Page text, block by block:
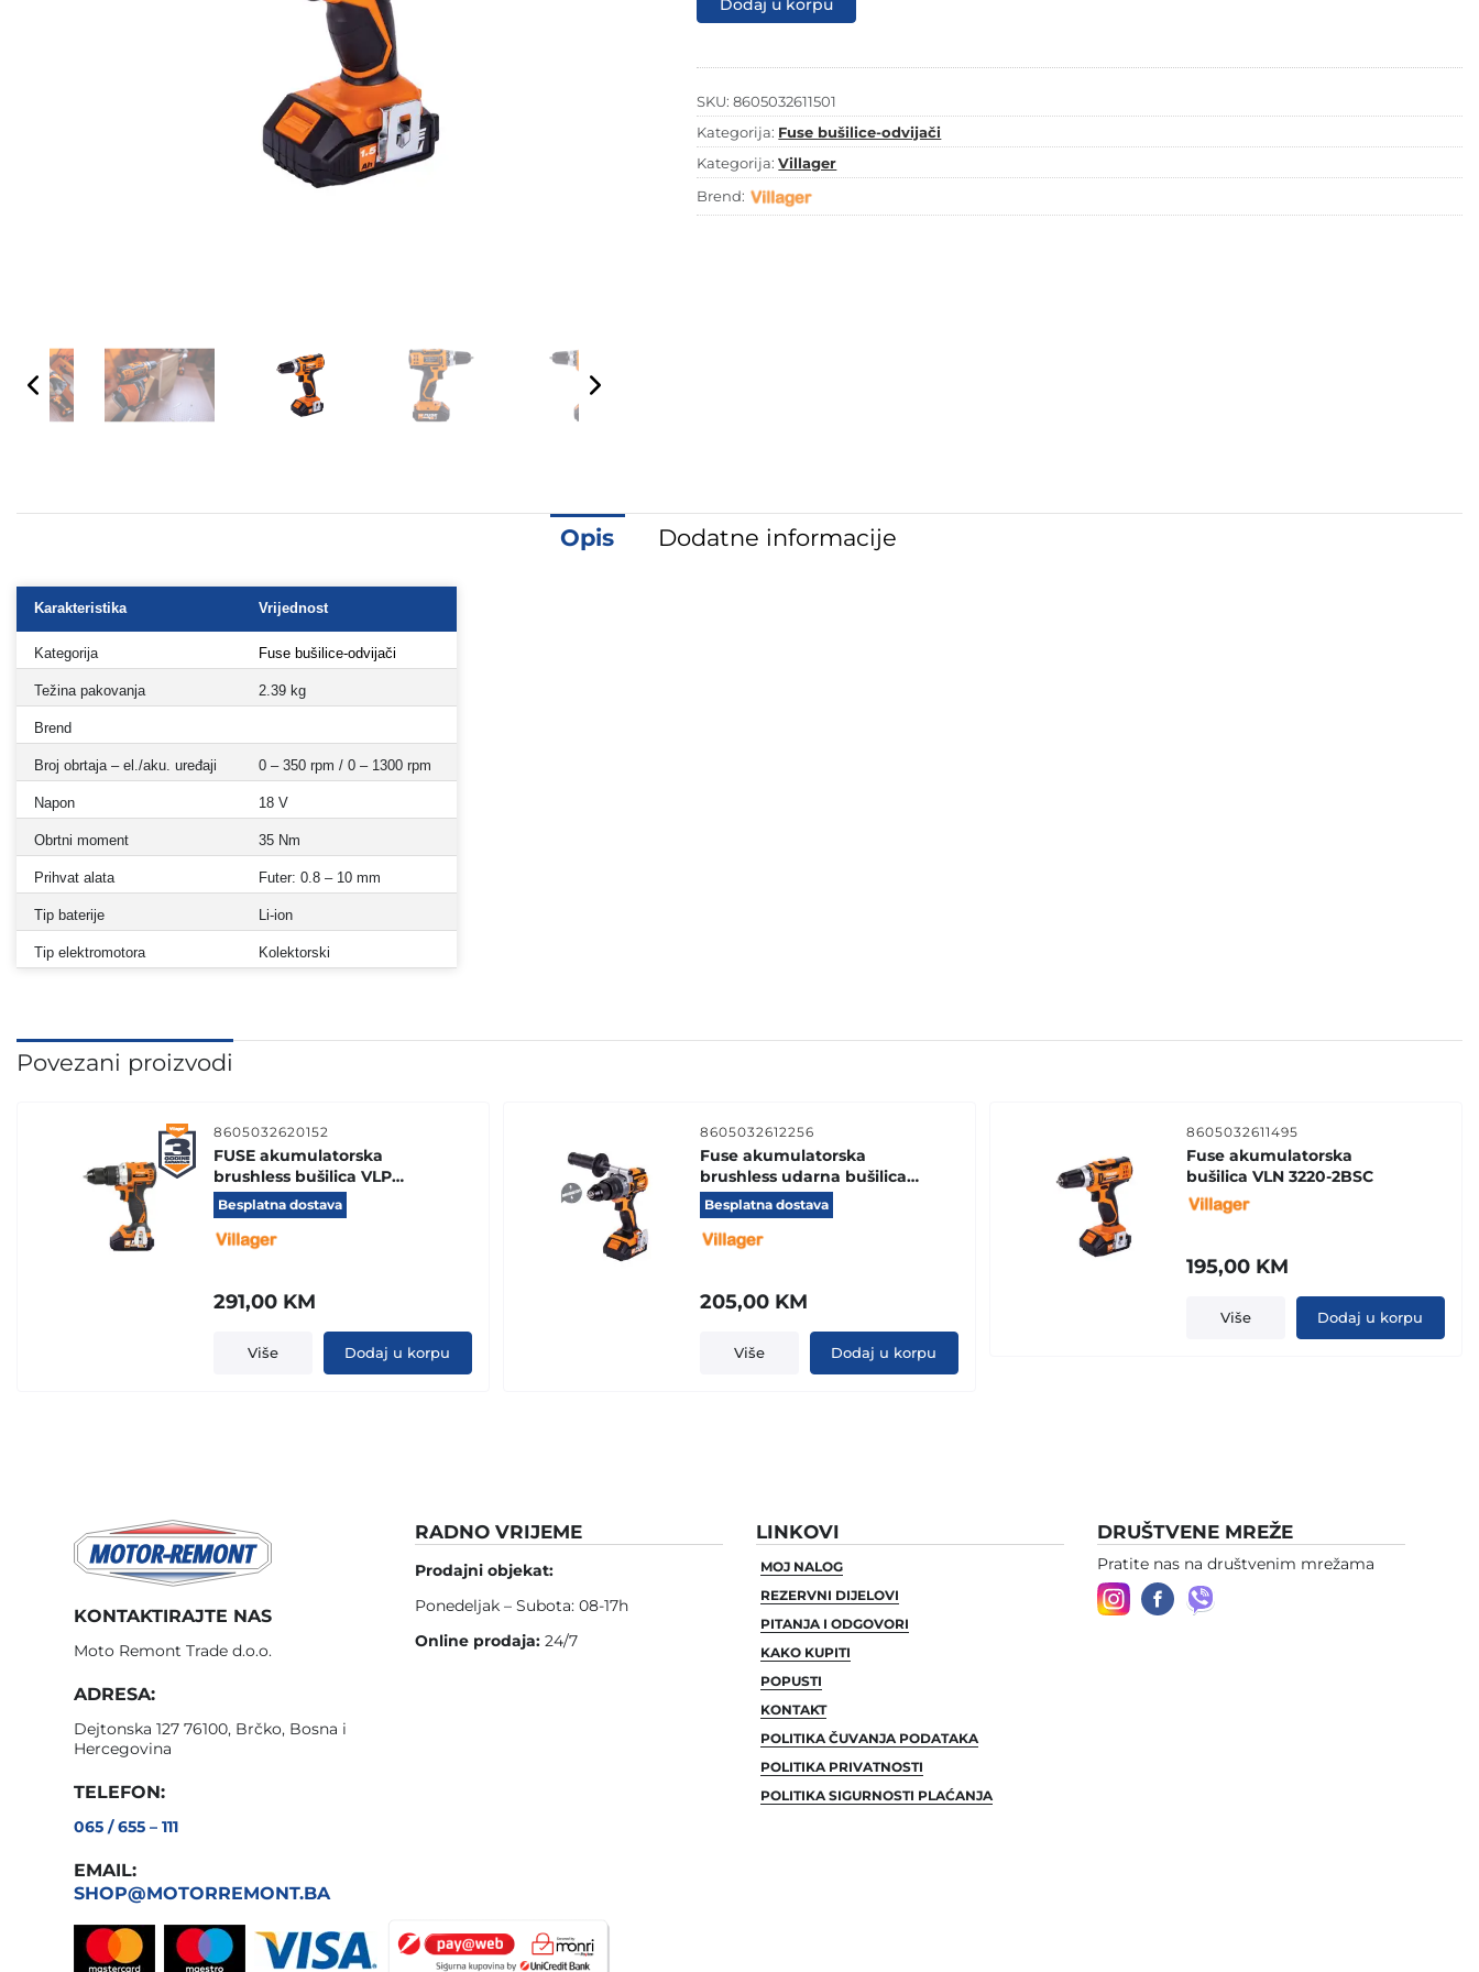
3220-
Dodaj u korpu
SKU:8605032611501
Kategorija: Fuse bušilice-odvijači
Kategorija:Villager
Brend:
Opis Dodatne informacije
Karakteristika Vrijednost
Kategorija Fuse bušilice-odvijači
Težina pakovanja 2.39 kg
Brend
Broj obrtaja – el./aku. uređaji 0 – 350 rpm / 0 – 1300 rpm
Napon 18 V
Obrtni moment 35 Nm
Prihvat alata Futer: 0.8 – 10 mm
Tip baterije Li-ion
Tip elektromotora Kolektorski
Povezani proizvodi
8605032620152
FUSE akumulatorska
brushless bušilica VLP
5020-2BSC
Besplatna dostava
291,00 KM
Više Dodaj u korpu
8605032612256
Fuse akumulatorska
brushless udarna bušilica
VLP 5120
Besplatna dostava
205,00 KM
Više Dodaj u korpu
8605032611495
Fuse akumulatorska
bušilica VLN 3220-2BSC
195,00 KM
Više Dodaj u korpu
KONTAKTIRAJTE NAS
Moto Remont Trade d.o.o.
ADRESA:
Dejtonska 127 76100, Brčko, Bosna i
Hercegovina
TELEFON:
065 / 655 – 111
EMAIL:
SHOP@MOTORREMONT.BA
RADNO VRIJEME
Prodajni objekat:
Ponedeljak – Subota: 08-17h
Online prodaja: 24/7
LINKOVI
MOJ NALOG
REZERVNI DIJELOVI
PITANJA I ODGOVORI
KAKO KUPITI
POPUSTI
KONTAKT
POLITIKA ČUVANJA PODATAKA
POLITIKA PRIVATNOSTI
POLITIKA SIGURNOSTI PLAĆANJA
DRUŠTVENE MREŽE
Pratite nas na društvenim mrežama